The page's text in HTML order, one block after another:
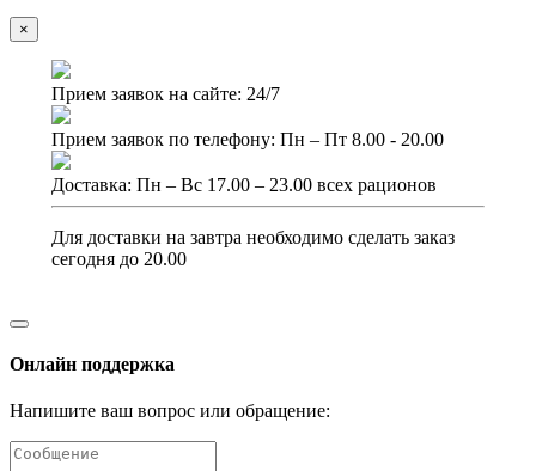
×
Прием заявок на сайте: 24/7
Прием заявок по телефону: Пн – Пт 8.00 - 20.00
Доставка: Пн – Вс 17.00 – 23.00 всех рационов
Для доставки на завтра необходимо сделать заказ
сегодня до 20.00
Онлайн поддержка
Напишите ваш вопрос или обращение: